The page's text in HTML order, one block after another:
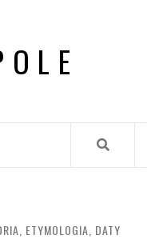
ETYMOLOGIA, DATY